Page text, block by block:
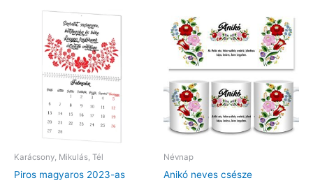
Karácsony, Mikulás, Tél
Piros magyaros 2023-as
Névnap
Anikó neves csésze